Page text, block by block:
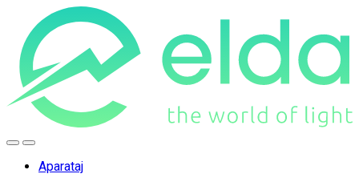
navigation
content
Aparataj